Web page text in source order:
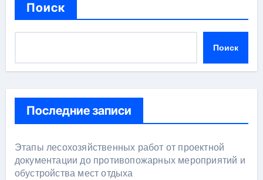
Поиск
Поиск
Последние записи
Этапы лесохозяйственных работ от проектной
документации до противопожарных мероприятий и
обустройства мест отдыха